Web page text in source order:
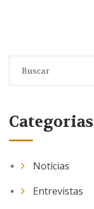
Categorias
Notícias
Entrevistas